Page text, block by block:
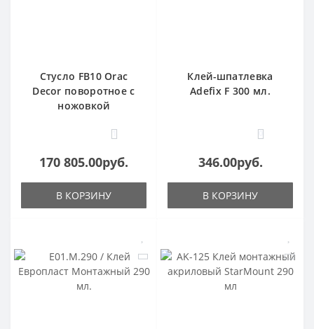
Стусло FB10 Orac
Decor поворотное с
ножовкой
1
170 805.00руб.
В КОРЗИНУ
Клей-шпатлевка
Adefix F 300 мл.
0
346.00руб.
В КОРЗИНУ